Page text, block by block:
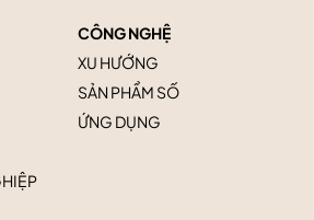
CÔNG NGHỆ
XU HƯỚNG
SẢN PHẨM SỐ
ỨNG DỤNG